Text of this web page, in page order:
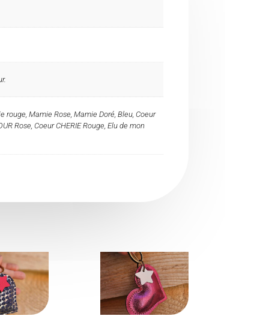
rouge, Mamie Rose, Mamie Doré, Bleu, Coeur
Rose, Coeur CHERIE Rouge, Elu de mon